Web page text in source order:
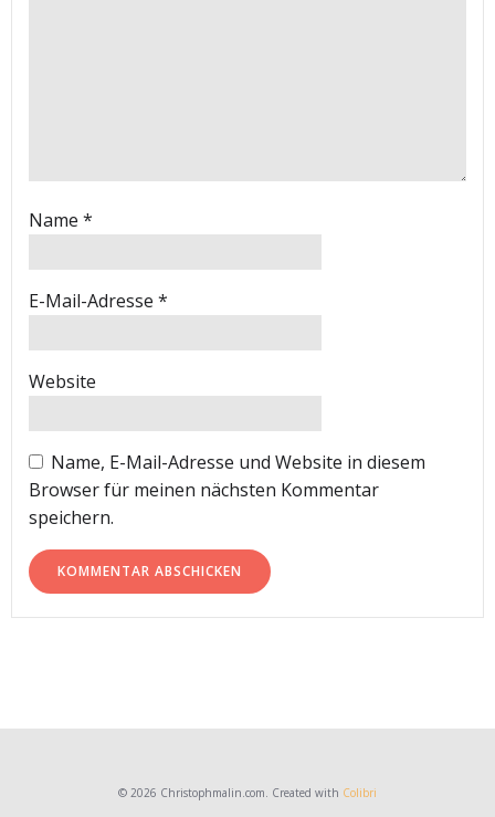
Name *
E-Mail-Adresse *
Website
Name, E-Mail-Adresse und Website in diesem
Browser für meinen nächsten Kommentar
speichern.
© 2026 Christophmalin.com. Created with Colibri